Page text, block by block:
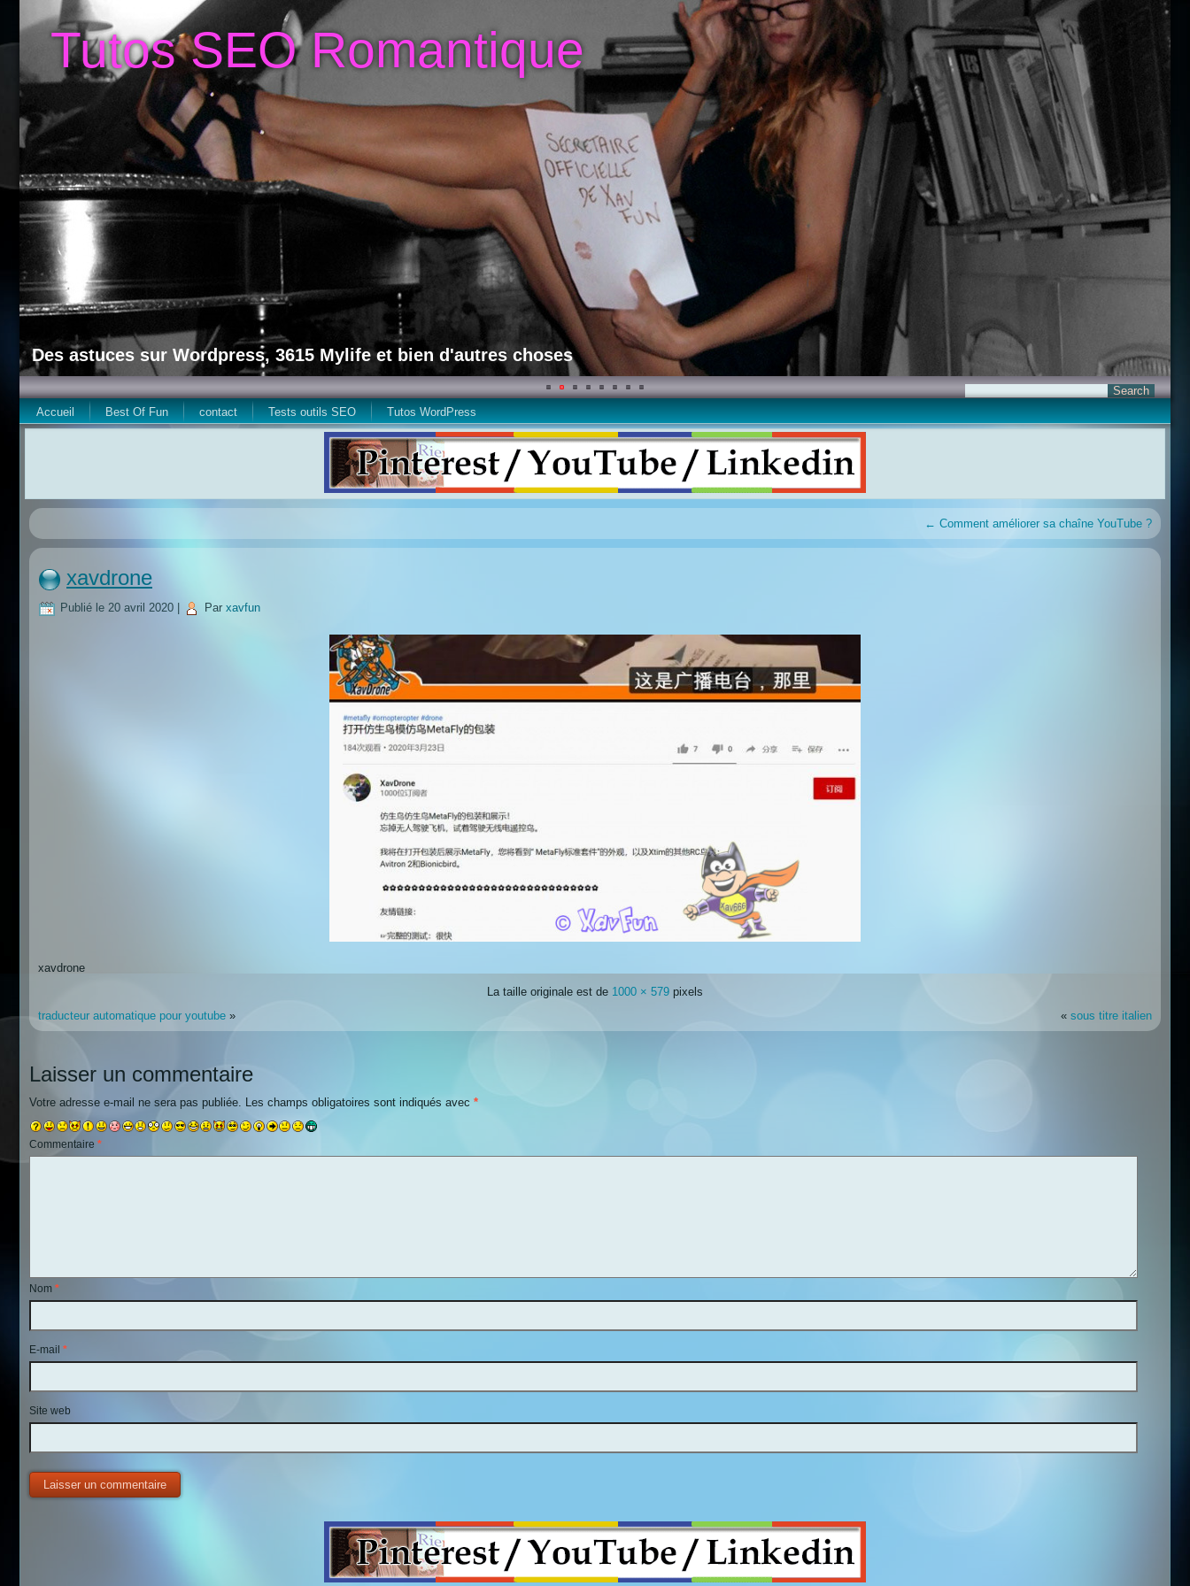
Tutos SEO Romantique
Des astuces sur Wordpress, 3615 Mylife et bien d'autres choses
Accueil Best Of Fun contact Tests outils SEO Tutos WordPress
← Comment améliorer sa chaîne YouTube ?
xavdrone
Publié le 20 avril 2020 Par xavfun
xavdrone
La taille originale est de 1000 × 579 pixels
traducteur automatique pour youtube » « sous titre italien
Laisser un commentaire
Votre adresse e-mail ne sera pas publiée. Les champs obligatoires sont indiqués avec *
Commentaire *
Nom *
E-mail *
Site web